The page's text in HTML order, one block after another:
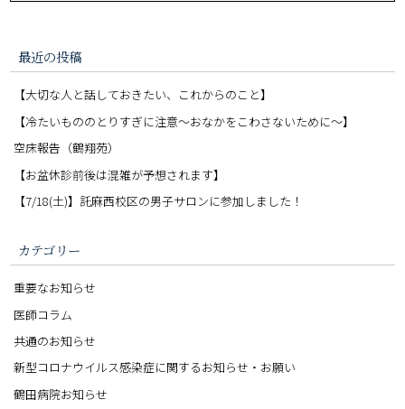
最近の投稿
【大切な人と話しておきたい、これからのこと】
【冷たいもののとりすぎに注意〜おなかをこわさないために〜】
空床報告（鶴翔苑）
【お盆休診前後は混雑が予想されます】
【7/18(土)】託麻西校区の男子サロンに参加しました！
カテゴリー
重要なお知らせ
医師コラム
共通のお知らせ
新型コロナウイルス感染症に関するお知らせ・お願い
鶴田病院お知らせ